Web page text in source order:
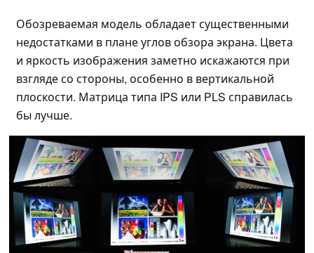
Обозреваемая модель обладает существенными
недостатками в плане углов обзора экрана. Цвета
и яркость изображения заметно искажаются при
взгляде со стороны, особенно в вертикальной
плоскости. Матрица типа IPS или PLS справилась
бы лучше.